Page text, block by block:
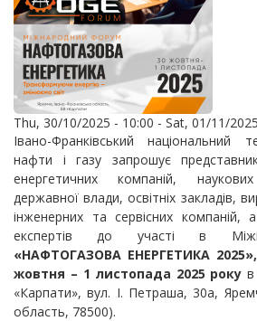
Thu, 30/10/2025 - 10:00 - Sat, 01/11/
Івано-Франківський національний
нафти і газу запрошує
енергетичних компаній,
державної влади, освітніх закладів,
інженерних та сервісних компаній,
експертів до участі в
«НАФТОГАЗОВА ЕНЕРГЕТИКА 2025»,
жовтня – 1 листопада 2025 року
«Карпати», вул. І. Петраша, 30а,
область, 78500).